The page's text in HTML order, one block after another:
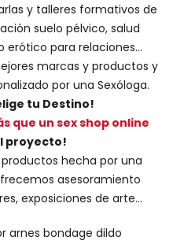
y talleres formativos de
suelo pélvico, salud
para relaciones...
marcas y productos y
por una Sexóloga.
tu Destino!
que un sex shop online
proyecto!
hecha por una
asesoramiento
exposiciones de arte...
arnes bondage dildo